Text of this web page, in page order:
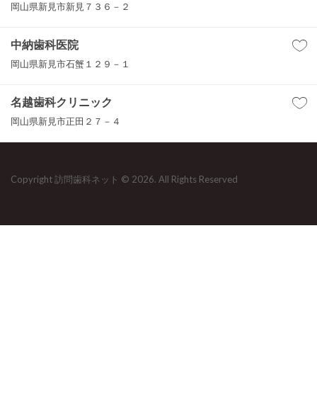
岡山県新見市新見７３６－２
中納歯科医院
岡山県新見市石蟹１２９－１
名越歯科クリニック
岡山県新見市正田２７－４
Copyright 訪問歯科ネット © 2026. All Rights Reserved